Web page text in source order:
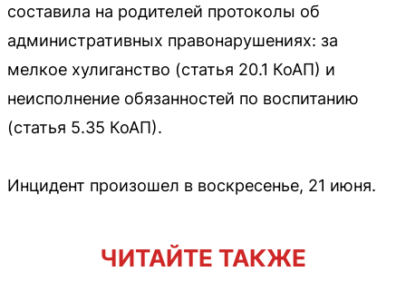
составила на родителей протоколы об
административных правонарушениях: за
мелкое хулиганство (статья 20.1 КоАП) и
неисполнение обязанностей по воспитанию
(статья 5.35 КоАП).
Инцидент произошел в воскресенье, 21 июня.
ЧИТАЙТЕ ТАКЖЕ